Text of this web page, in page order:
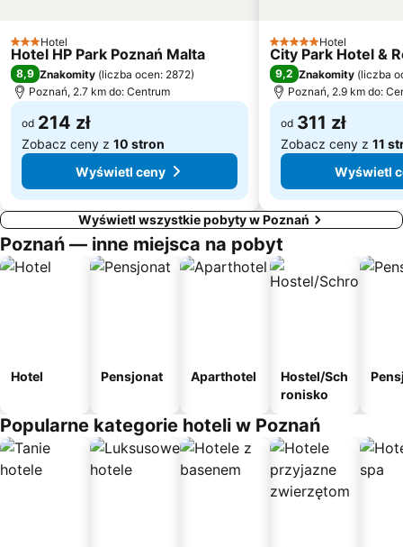
Bazar
Wielkopolska Giełda Rolno - Ogrodnicza
Tor Regatowy Malta
Ogród Botaniczny w Poznaniu
Chwiałka - POSiR
Poznański Festiwal Podróży i Fotografii
3 Kategoria
Hotel
Hotel HP Park Poznań Malta
8,9 Znakomity (liczba ocen: 2872)
Poznań, 2.7 km do: Centrum
od 214 zł
Zobacz ceny z 10 stron
Wyświetl ceny
5 Kategoria
Hotel
City Park Hotel &
9,2 Znakomity (liczba
Poznań, 2.9 km do:
od 311 zł
Zobacz ceny z 11
Wyświetl
Wyświetl wszystkie pobyty w Poznań
Poznań — inne miejsca na pobyt
Hotel Pensjonat Aparthotel
Hostel/Sch
ronisko
Popularne kategorie hoteli w Poznań